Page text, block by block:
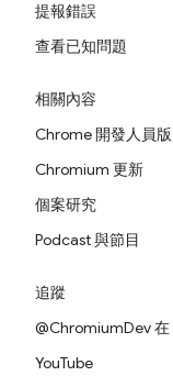
提報錯誤
查看已知問題
相關內容
Chrome 開發人員版
Chromium 更新
個案研究
Podcast 與節目
追蹤
@ChromiumDev 在
YouTube